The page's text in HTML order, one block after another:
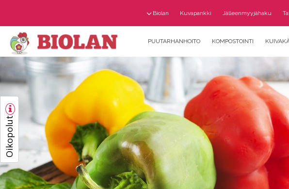
Oikopolut
Biolan Kuvapankki Jälleenmyyjähaku
PUUTARHANHOITO KOMPOSTOINTI